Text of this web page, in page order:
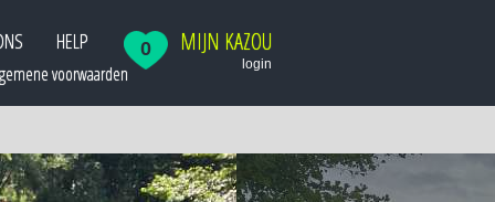
voorwaarden
HELP 0 MIJN KAZOU
login